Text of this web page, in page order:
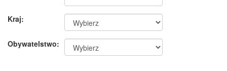
Kraj:
Obywatelstwo: